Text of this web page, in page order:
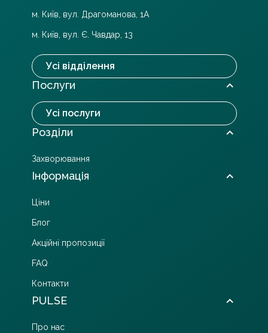
м. Київ, вул. Драгоманова, 1А
м. Київ, вул. Є. Чавдар, 13
Усі відділення
Послуги
Усі послуги
Розділи
Захворювання
Інформація
Ціни
Блог
Акційні пропозиції
FAQ
Контакти
PULSE
Про нас